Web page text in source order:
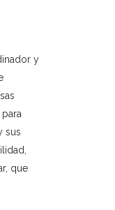
y
sus
que